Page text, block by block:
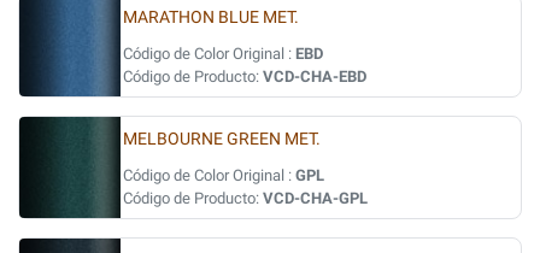
MARATHON BLUE MET.
Código de Color Original : EBD
Código de Producto: VCD-CHA-EBD
MELBOURNE GREEN MET.
Código de Color Original : GPL
Código de Producto: VCD-CHA-GPL